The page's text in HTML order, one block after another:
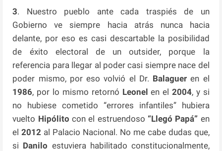
3. Nuestro pueblo ante cada traspiés de un
Gobierno ve siempre hacia atrás nunca hacia
delante, por eso es casi descartable la posibilidad
de éxito electoral de un outsider, porque la
referencia para llegar al poder casi siempre nace del
poder mismo, por eso volvió el Dr. Balaguer en el
1986, por lo mismo retornó Leonelen el 2004, y si
no hubiese cometido “errores infantiles” hubiera
vuelto Hipólito con el estruendoso “Llegó Papá” en
el2012 al Palacio Nacional. No me cabe dudas que,
si Danilo estuviera habilitado constitucionalmente,